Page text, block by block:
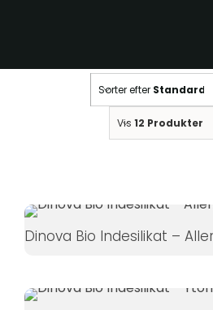
Sorter efter Standard
Vis 12 Produkter
Dinova Bio Indesilikat –
nødvendige
for at
hjemmesiden